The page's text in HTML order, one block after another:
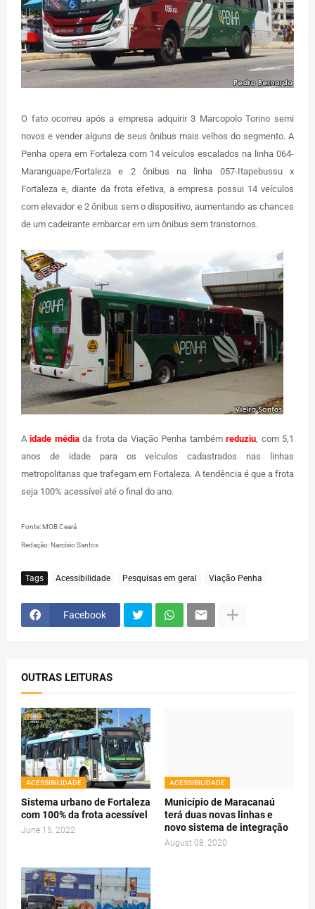
O fato ocorreu após a empresa adquirir 3 Marcopolo Torino semi
novos e vender alguns de seus ônibus mais velhos do segmento. A
Penha opera em Fortaleza com 14 veículos escalados na linha 064-
Maranguape/Fortaleza e 2 ônibus na linha 057-Itapebussu x
Fortaleza e, diante da frota efetiva, a empresa possui 14 veículos
com elevador e 2 ônibus sem o dispositivo, aumentando as chances
de um cadeirante embarcar em um ônibus sem transtornos.
Aidade médiada frota da Viação Penha tambémreduziu, com 5,1
anos de idade para os veículos cadastrados nas linhas
metropolitanas que trafegam em Fortaleza. A tendência é que a frota
seja 100% acessível até o final do ano.
Fonte: MOB Ceará
Redação: Narcísio Santos
Tags Acessibilidade Pesquisas em geral Viação Penha
Facebook
OUTRAS LEITURAS
ACESSIBILIDADE
Sistema urbano de Fortaleza
com 100% da frota acessível
June 15, 2022
ACESSIBILIDADE
Município de Maracanaú
terá duas novas linhas e
novo sistema de integração
August 08, 2020